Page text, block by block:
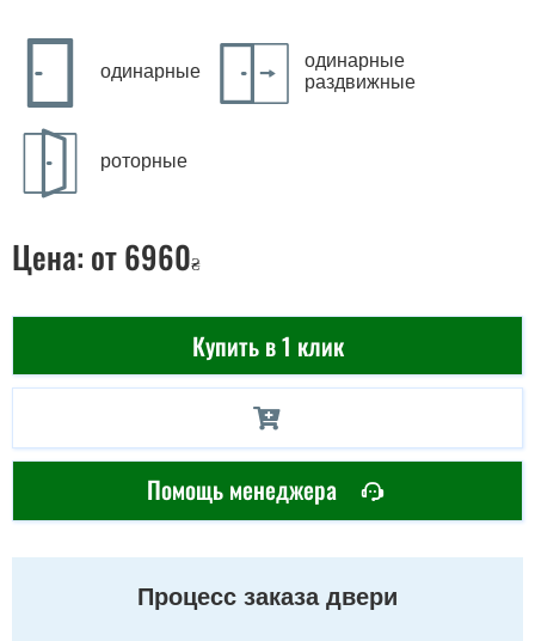
одинарные
одинарные
раздвижные
роторные
Цена: от 6960₴
Купить в 1 клик
Помощь менеджера
Процесс заказа двери